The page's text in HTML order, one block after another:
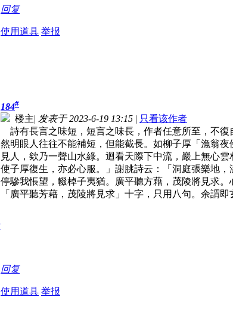
回复
使用道具 举报
184#
楼主| 发表于 2023-6-19 13:15 | 只看该作者
詩有長言之味短，短言之味長，作者任意所至，不復
然明眼人往往不能補短，但能截長。如柳子厚「漁翁
見人，欸乃一聲山水綠。迴看天際下中流，巖上無心
使子厚復生，亦必心服。」謝朓詩云：「洞庭張樂地，
停驂我悵望，輟棹子夷猶。廣平聽方藉，茂陵將見求
「廣平聽芳藉，茂陵將見求」十字，只用八句。余謂即
回复
使用道具 举报